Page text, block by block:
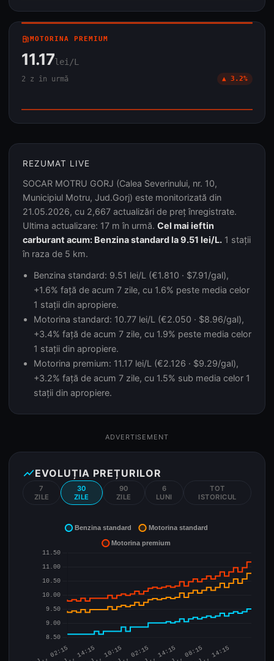
local_gas_stationMOTORINA PREMIUM
11.17lei/L
2 z în urmă ▲ 3.2%
REZUMAT LIVE
SOCAR MOTRU GORJ (Calea Severinului, nr. 10,
Municipiul Motru, Jud.Gorj) este monitorizată din
21.05.2026, cu 2,667 actualizări de preț înregistrate.
Ultima actualizare: 17 m în urmă. Cel mai ieftin
carburant acum: Benzina standard la 9.51 lei/L. 1 stații
în raza de 5 km.
Benzina standard: 9.51 lei/L (€1.810 · $7.91/gal),
+1.6% față de acum 7 zile, cu 1.6% peste media celor
1 stații din apropiere.
Motorina standard: 10.77 lei/L (€2.050 · $8.96/gal),
+3.4% față de acum 7 zile, cu 1.9% peste media celor
1 stații din apropiere.
Motorina premium: 11.17 lei/L (€2.126 · $9.29/gal),
+3.2% față de acum 7 zile, cu 1.5% sub media celor 1
stații din apropiere.
ADVERTISEMENT
show_chartEVOLUȚIA PREȚURILOR
7
ZILE
30
ZILE
90
ZILE
6
LUNI
TOT
ISTORICUL